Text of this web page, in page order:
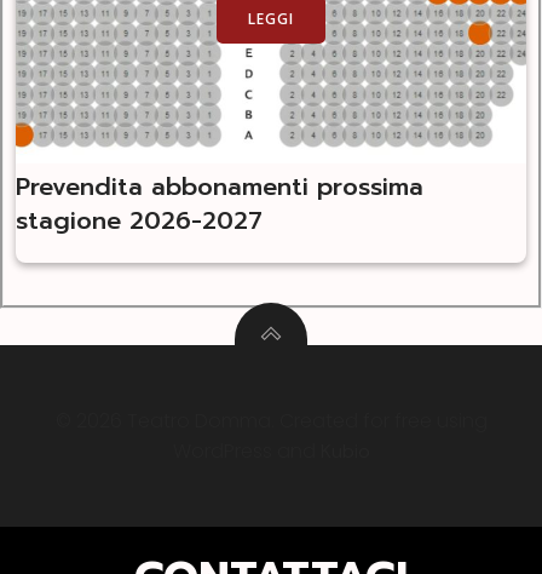
LEGGI
Prevendita abbonamenti prossima
stagione 2026-2027